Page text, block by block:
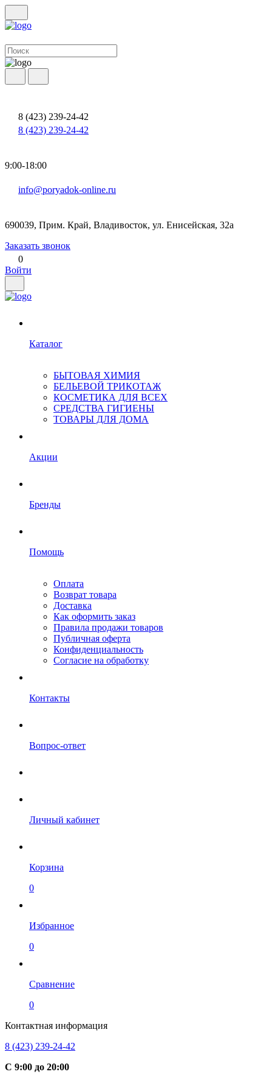
8 (423) 239-24-42
8 (423) 239-24-42
9:00-18:00
info@poryadok-online.ru
690039, Прим. Край, Владивосток, ул. Енисейская, 32а
Заказать звонок
0
Войти
Каталог
БЫТОВАЯ ХИМИЯ
БЕЛЬЕВОЙ ТРИКОТАЖ
КОСМЕТИКА ДЛЯ ВСЕХ
СРЕДСТВА ГИГИЕНЫ
ТОВАРЫ ДЛЯ ДОМА
Акции
Бренды
Помощь
Оплата
Возврат товара
Доставка
Как оформить заказ
Правила продажи товаров
Публичная оферта
Конфиденциальность
Согласие на обработку
Контакты
Вопрос-ответ
Личный кабинет
Корзина
0
Избранное
0
Сравнение
0
Контактная информация
8 (423) 239-24-42
С 9:00 до 20:00